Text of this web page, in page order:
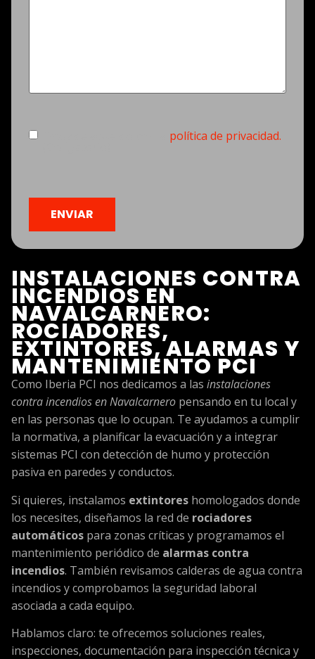
INSTALACIONES CONTRA
INCENDIOS EN
NAVALCARNERO:
ROCIADORES,
EXTINTORES, ALARMAS Y
MANTENIMIENTO PCI
Como Iberia PCI nos dedicamos a las instalaciones
contra incendios en Navalcarneropensando en tu local y
en las personas que lo ocupan. Te ayudamos a cumplir
la normativa, a planificar la evacuación y a integrar
sistemas PCI con detección de humo y protección
pasiva en paredes y conductos.
Si quieres, instalamos extintoreshomologados donde
los necesites, diseñamos la red de rociadores
automáticospara zonas críticas y programamos el
mantenimiento periódico de alarmas contra
incendios. También revisamos calderas de agua contra
incendios y comprobamos la seguridad laboral
asociada a cada equipo.
Hablamos claro: te ofrecemos soluciones reales,
inspecciones, documentación para inspección técnica y
Consentimiento (Obligatorio)política de privacidad.